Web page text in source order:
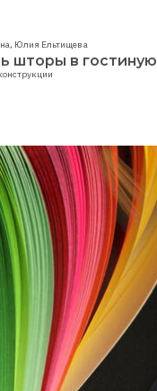
, Юлия Ельтищева
шторы в гостиную